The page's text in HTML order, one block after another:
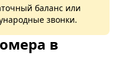
баланс или
звонки.
в